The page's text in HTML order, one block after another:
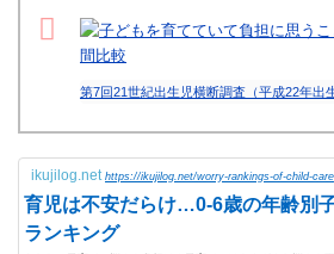
第7回21世紀出生児横断調査（平成22年出
ikujilog.net https://ikujilog.net/worry-rankings-of-child-care
育児は不安だらけ…0-6歳の年齢別
ランキング